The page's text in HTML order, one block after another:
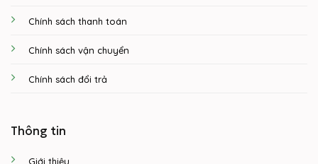
Chính sách thanh toán
Chính sách vận chuyển
Chính sách đổi trả
Thông tin
Giới thiệu